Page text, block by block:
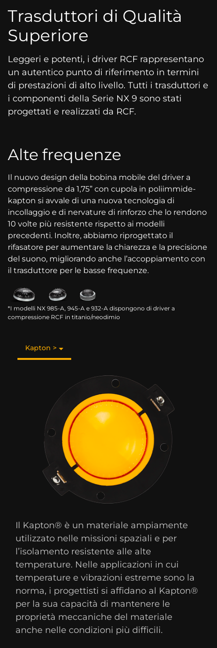
Trasduttori di Qualità
Superiore
Leggeri e potenti, i driver RCF rappresentano
un autentico punto di riferimento in termini
di prestazioni di alto livello. Tutti i trasduttori e
i componenti della Serie NX 9 sono stati
progettati e realizzati da RCF.
Alte frequenze
Il nuovo design della bobina mobile del driver a
compressione da 1,75” con cupola in poliimmide-
kapton si avvale di una nuova tecnologia di
incollaggio e di nervature di rinforzo che lo rendono
10 volte più resistente rispetto ai modelli
precedenti. Inoltre, abbiamo riprogettato il
rifasatore per aumentare la chiarezza e la precisione
del suono, migliorando anche l’accoppiamento con
il trasduttore per le basse frequenze.
*I modelli NX 985-A, 945-A e 932-A dispongono di driver a
compressione RCF in titanio/neodimio
Kapton >
Il Kapton® è un materiale ampiamente
utilizzato nelle missioni spaziali e per
l’isolamento resistente alle alte
temperature. Nelle applicazioni in cui
temperature e vibrazioni estreme sono la
norma, i progettisti si affidano al Kapton®
per la sua capacità di mantenere le
proprietà meccaniche del materiale
anche nelle condizioni più difficili.